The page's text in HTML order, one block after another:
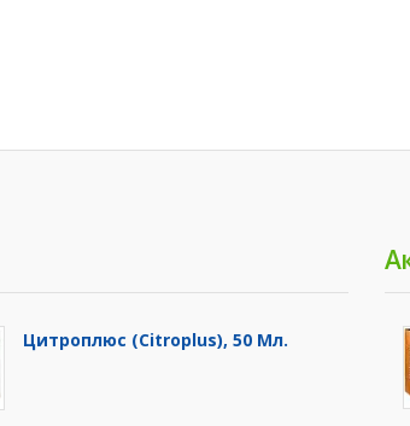
Цитроплюс (Citroplus), 50 Мл.